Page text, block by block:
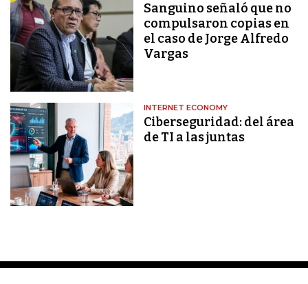
Sanguino señaló que no
compulsaron copias en
el caso de Jorge Alfredo
Vargas
INTERNET ECONOMY
Ciberseguridad: del área
de TI a las juntas